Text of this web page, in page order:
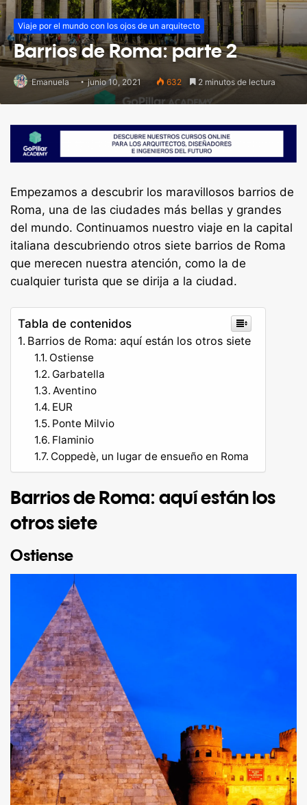
Viaje por el mundo con los ojos de un arquitecto
Barrios de Roma: parte 2
Emanuela junio 10, 2021 632 2 minutos de lectura
Empezamos a descubrir los maravillosos barrios de
Roma, una de las ciudades más bellas y grandes
del mundo. Continuamos nuestro viaje en la capital
italiana descubriendo otros siete barrios de Roma
que merecen nuestra atención, como la de
cualquier turista que se dirija a la ciudad.
Tabla de contenidos
Barrios de Roma: aquí están los otros siete
Ostiense
Garbatella
Aventino
EUR
Ponte Milvio
Flaminio
Coppedè, un lugar de ensueño en Roma
Barrios de Roma: aquí están los
otros siete
Ostiense